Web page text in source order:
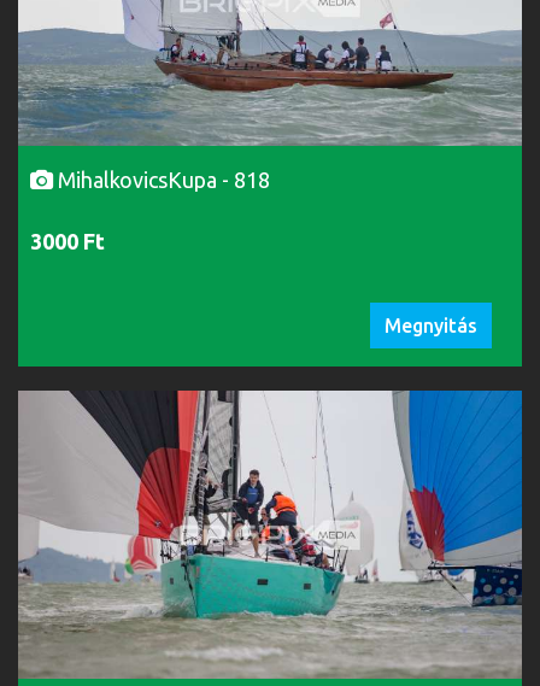
MihalkovicsKupa - 818
3000 Ft
Megnyitás